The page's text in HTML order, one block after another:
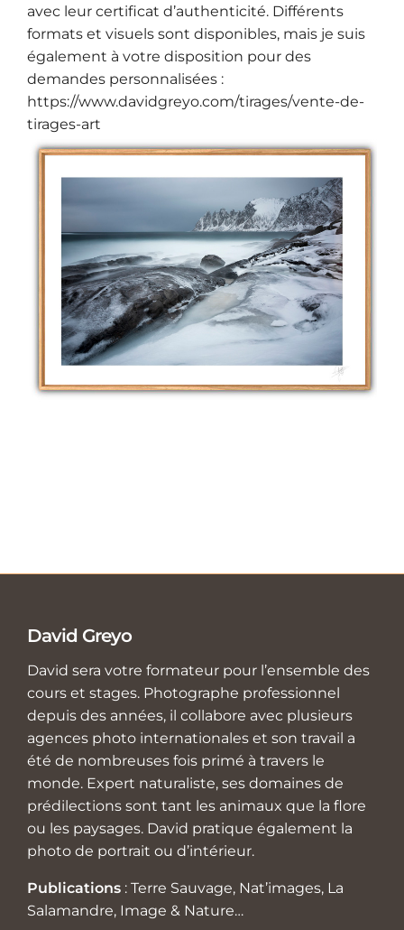
avec leur certificat d’authenticité. Différents
formats et visuels sont disponibles, mais je suis
également à votre disposition pour des
demandes personnalisées :
https://www.davidgreyo.com/tirages/vente-de-
tirages-art
David Greyo
David sera votre formateur pour l’ensemble des
cours et stages. Photographe professionnel
depuis des années, il collabore avec plusieurs
agences photo internationales et son travail a
été de nombreuses fois primé à travers le
monde. Expert naturaliste, ses domaines de
prédilections sont tant les animaux que la flore
ou les paysages. David pratique également la
photo de portrait ou d’intérieur.
Publications : Terre Sauvage, Nat’images, La
Salamandre, Image & Nature…